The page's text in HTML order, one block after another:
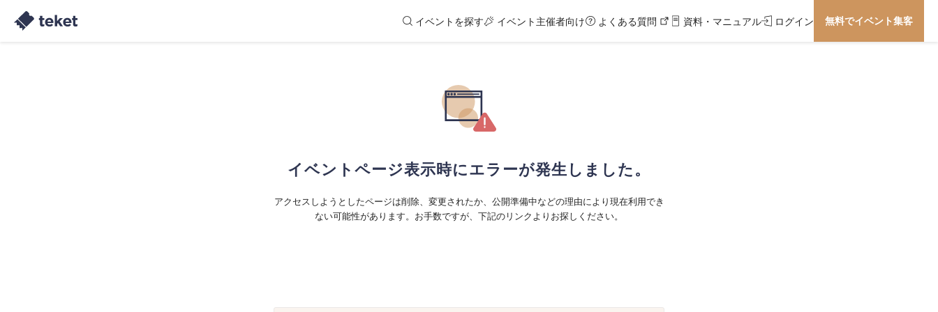
イベントを探す イベント主催者向け よくある質問 資料・マニュアル ログイン 無料でイベント集客
イベントページ表示時にエラーが発生しました。
アクセスしようとしたページは削除、変更されたか、公開準備中などの理由により現在利用でき
ない可能性があります。お手数ですが、下記のリンクよりお探しください。